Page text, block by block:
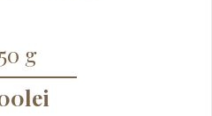
g
lei